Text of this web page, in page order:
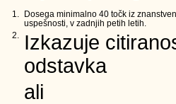
1.
Dosega minimalno 40 točk iz
uspešnosti, v zadnjih petih letih.
2.
Izkazuje
odstavka
ali